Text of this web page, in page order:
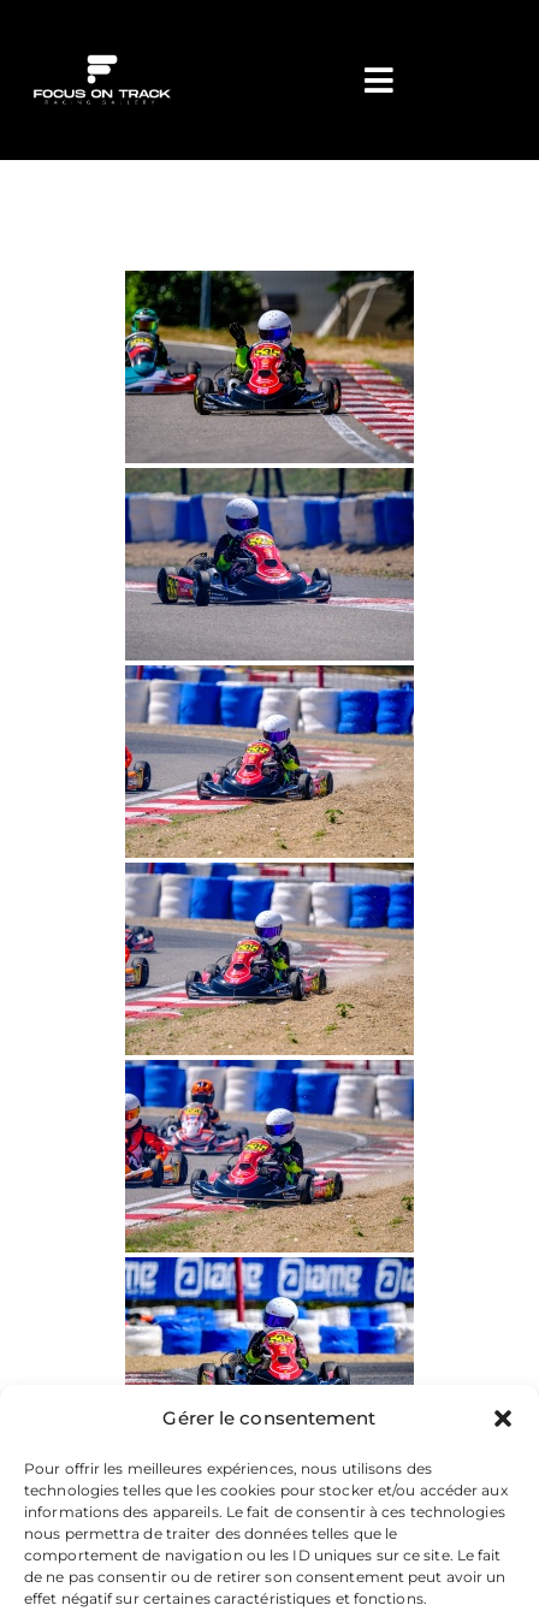
Gérer le consentement
Pour offrir les meilleures expériences, nous utilisons des
technologies telles que les cookies pour stocker et/ou accéder aux
informations des appareils. Le fait de consentir à ces technologies
nous permettra de traiter des données telles que le
comportement de navigation ou les ID uniques sur ce site. Le fait
de ne pas consentir ou de retirer son consentement peut avoir un
effet négatif sur certaines caractéristiques et fonctions.